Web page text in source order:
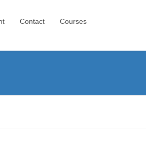
Contact Courses